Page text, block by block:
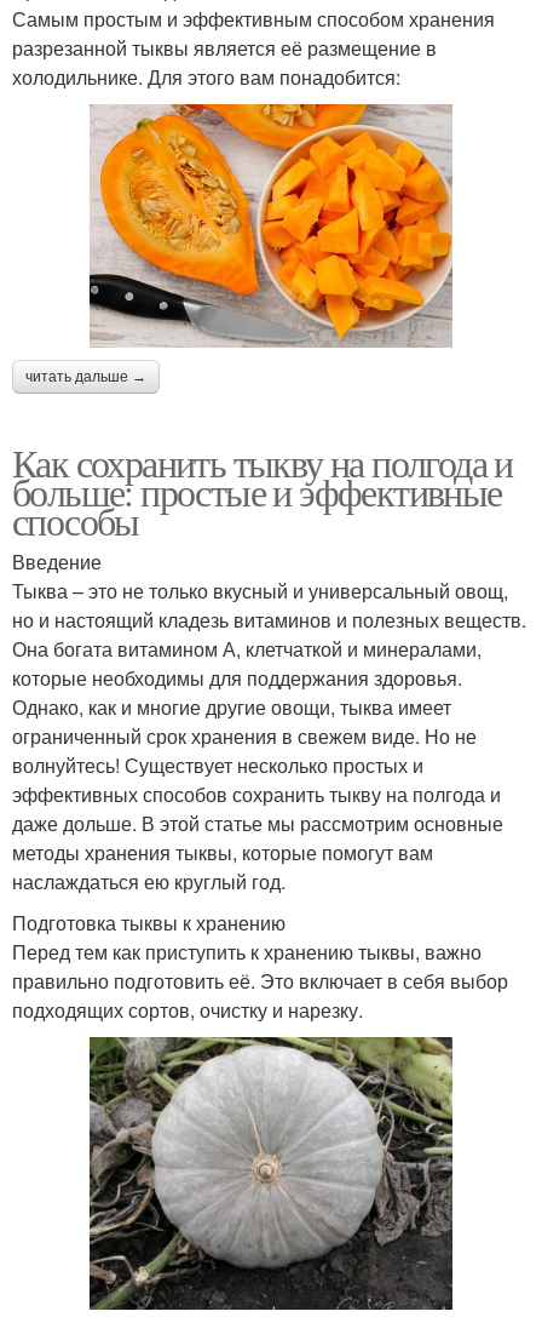
Самым простым и эффективным способом хранения
разрезанной тыквы является её размещение в
холодильнике. Для этого вам понадобится:
читать дальше →
Как сохранить тыкву на полгода и
больше: простые и эффективные
способы
Введение
Тыква – это не только вкусный и универсальный овощ,
но и настоящий кладезь витаминов и полезных веществ.
Она богата витамином А, клетчаткой и минералами,
которые необходимы для поддержания здоровья.
Однако, как и многие другие овощи, тыква имеет
ограниченный срок хранения в свежем виде. Но не
волнуйтесь! Существует несколько простых и
эффективных способов сохранить тыкву на полгода и
даже дольше. В этой статье мы рассмотрим основные
методы хранения тыквы, которые помогут вам
наслаждаться ею круглый год.
Подготовка тыквы к хранению
Перед тем как приступить к хранению тыквы, важно
правильно подготовить её. Это включает в себя выбор
подходящих сортов, очистку и нарезку.